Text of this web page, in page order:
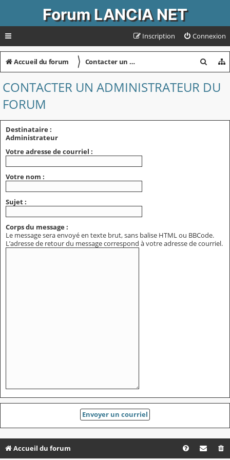
Forum LANCIA NET
Connexion
Inscription
Accueil du forum 〉 Contacter un administrateur du forum
c
e
CONTACTER UN ADMINISTRATEUR DU
FORUM
Destinataire :
Administrateur
Votre adresse de courriel :
Votre nom :
Sujet :
Corps du message :
Le message sera envoyé en texte brut, sans balise HTML ou BBCode.
L’adresse de retour du message correspond à votre adresse de courriel.
Accueil du forum